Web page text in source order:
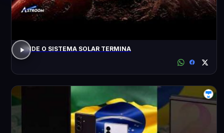
ONDE O SISTEMA SOLAR TERMINA